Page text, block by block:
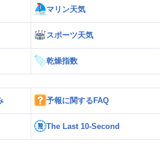
マリン天気
スポーツ天気
乾燥指数
予報に関するFAQ
The Last 10-Second